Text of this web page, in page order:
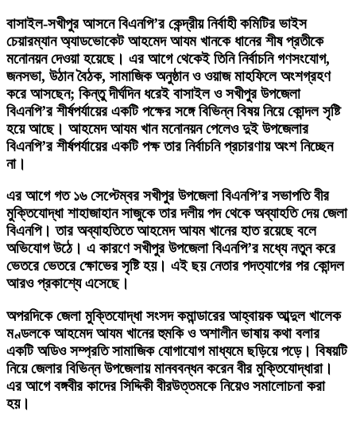
বাসাইল-সখীপুর আসনে বিএনপি’র কেন্দ্রীয় নির্বাহী কমিটির ভাইস
চেয়ারম্যান অ্যাডভোকেট আহমেদ আযম খানকে ধানের শীষ প্রতীকে
মনোনয়ন দেওয়া হয়েছে। এর আগে থেকেই তিনি নির্বাচনি গণসংযোগ,
জনসভা, উঠান বৈঠক, সামাজিক অনুষ্ঠান ও ওয়াজ মাহফিলে অংশগ্রহণ
করে আসছেন; কিন্তু দীর্ঘদিন ধরেই বাসাইল ও সখীপুর উপজেলা
বিএনপি’র শীর্ষপর্যায়ের একটি পক্ষের সঙ্গে বিভিন্ন বিষয় নিয়ে কোন্দল সৃষ্টি
হয়ে আছে। আহমেদ আযম খান মনোনয়ন পেলেও দুই উপজেলার
বিএনপি’র শীর্ষপর্যায়ের একটি পক্ষ তার নির্বাচনি প্রচারণায় অংশ নিচ্ছেন
না।
এর আগে গত ১৬ সেপ্টেম্বর সখীপুর উপজেলা বিএনপি’র সভাপতি বীর
মুক্তিযোদ্ধা শাহাজাহান সাজুকে তার দলীয় পদ থেকে অব্যাহতি দেয় জেলা
বিএনপি। তার অব্যাহতিতে আহমেদ আযম খানের হাত রয়েছে বলে
অভিযোগ উঠে। এ কারণে সখীপুর উপজেলা বিএনপি’র মধ্যে নতুন করে
ভেতরে ভেতরে ক্ষোভের সৃষ্টি হয়। এই ছয় নেতার পদত্যাগের পর কোন্দল
আরও প্রকাশ্যে এসেছে।
অপরদিকে জেলা মুক্তিযোদ্ধা সংসদ কমান্ডারের আহ্বায়ক আব্দুল খালেক
মণ্ডলকে আহমেদ আযম খানের হুমকি ও অশালীন ভাষায় কথা বলার
একটি অডিও সম্প্রতি সামাজিক যোগাযোগ মাধ্যমে ছড়িয়ে পড়ে। বিষয়টি
নিয়ে জেলার বিভিন্ন উপজেলায় মানববন্ধন করেন বীর মুক্তিযোদ্ধারা।
এর আগে বঙ্গবীর কাদের সিদ্দিকী বীরউত্তমকে নিয়েও সমালোচনা করা
হয়।